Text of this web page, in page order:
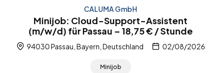
CALUMA GmbH
Minijob: Cloud-Support-Assistent
(m/w/d) für Passau – 18,75 € / Stunde
94030 Passau, Bayern, Deutschland 02/08/2026
Minijob